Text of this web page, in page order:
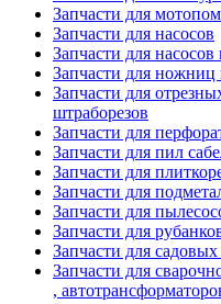
Запчасти для
Запчасти для насосов
Запчасти для
Запчасти для ножниц
Запчасти для
штраборезов
Запчасти для
Запчасти для пил
Запчасти для
Запчасти для
Запчасти для
Запчасти для
Запчасти для
Запчасти для
,